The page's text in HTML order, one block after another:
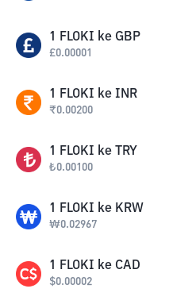
1 FLOKI ke GBP
£0.00001
1 FLOKI ke INR
₹0.00200
1 FLOKI ke TRY
₺0.00100
1 FLOKI ke KRW
₩0.02967
1 FLOKI ke CAD
$0.00002